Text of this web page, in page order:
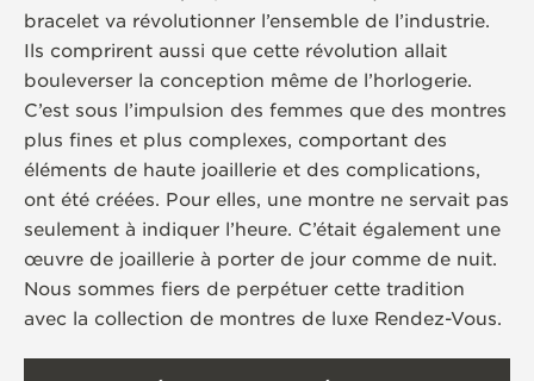
bracelet va révolutionner l’ensemble de l’industrie.
Ils comprirent aussi que cette révolution allait
bouleverser la conception même de l’horlogerie.
C’est sous l’impulsion des femmes que des montres
plus fines et plus complexes, comportant des
éléments de haute joaillerie et des complications,
ont été créées. Pour elles, une montre ne servait pas
seulement à indiquer l’heure. C’était également une
œuvre de joaillerie à porter de jour comme de nuit.
Nous sommes fiers de perpétuer cette tradition
avec la collection de montres de luxe Rendez-Vous.